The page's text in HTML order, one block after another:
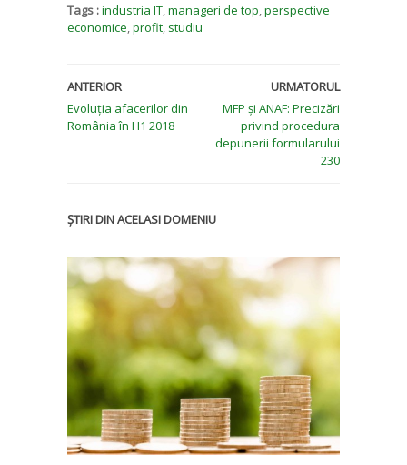
Tags :industria IT,manageri de top,perspective
economice,profit, studiu
ANTERIOR
Evoluția afacerilor din
România în H1 2018
URMATORUL
MFP și ANAF: Precizări
privind procedura
depunerii formularului
230
ȘTIRI DIN ACELASI DOMENIU